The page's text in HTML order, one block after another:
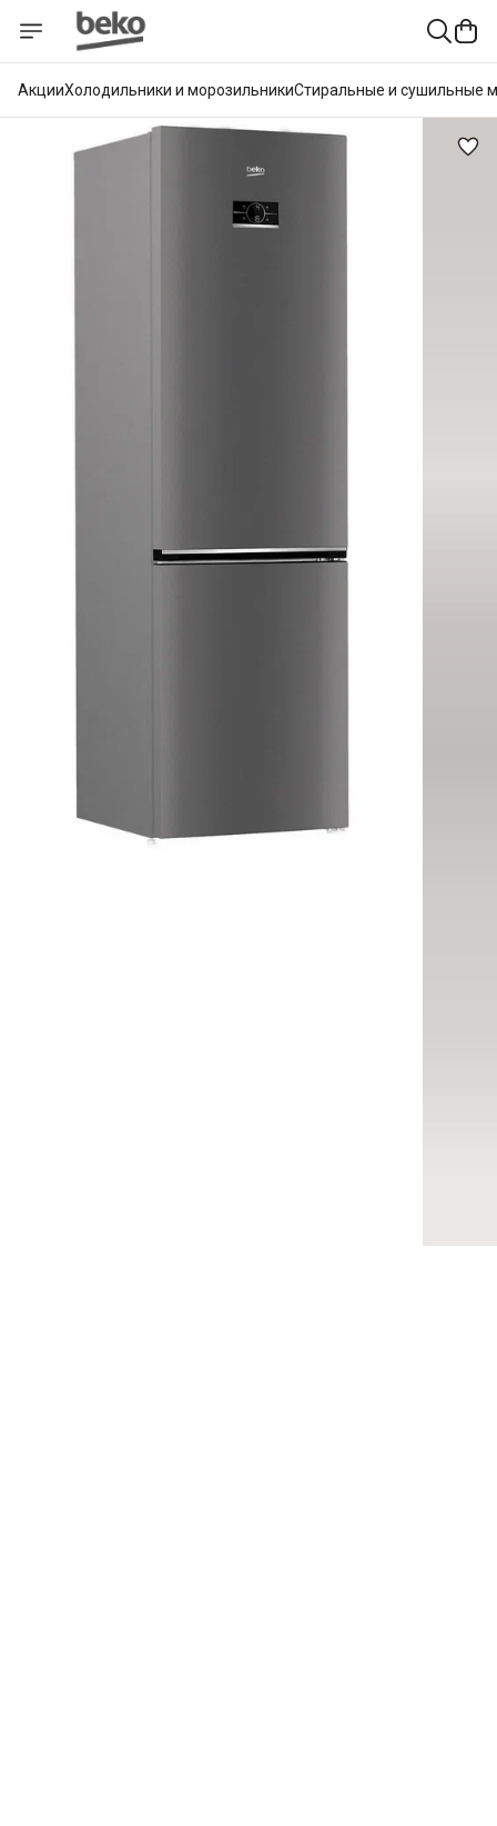
АкцииХолодильники и морозильникиСтиральные и сушильные